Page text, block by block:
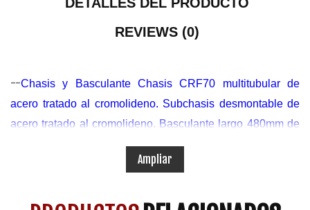
REVIEWS (0)
--Chasis y Basculante Chasis CRF70 multitubular de
acero tratado al cromolideno. Subchasis desmontable de
acero tratado al cromolideno. Basculante largo 480mm de
cromolideno. Motor Z125 XP Cilindrada 124,9cc Caballos
13cv Velocidad maxima 90km/h Suspensiones Horquilla
altura Ruedas y neumaticos Llantas delantera 17X1.45
Ampliar